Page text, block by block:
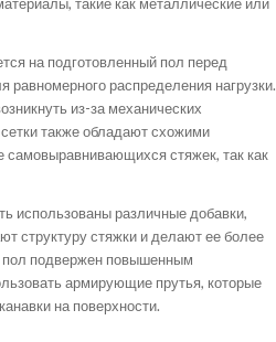
такие как металлические или
на подготовленный пол перед
равномерного распределения нагрузки.
из-за механических
также обладают схожими
самовыравнивающихся стяжек, так как
использованы различные добавки,
структуру стяжки и делают ее более
подвержен повышенным
армирующие прутья, которые
на поверхности.